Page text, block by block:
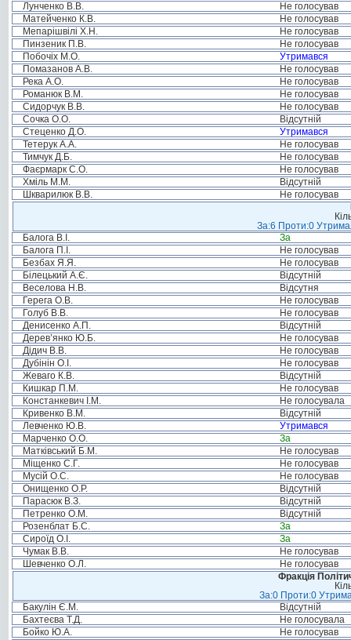
Лунченко В.В.
Не голосував
Матейченко К.В.
Не голосував
Мепарішвілі Х.Н.
Не голосував
Пинзеник П.В.
Не голосував
Побочіх М.О.
Утримався
Помазанов А.В.
Не голосував
Река А.О.
Не голосував
Романюк В.М.
Не голосував
Сидорчук В.В.
Не голосував
Сочка О.О.
Відсутній
Стеценко Д.О.
Утримався
Тетерук А.А.
Не голосував
Тимчук Д.Б.
Не голосував
Фаєрмарк С.О.
Не голосував
Хміль М.М.
Відсутній
Шкварилюк В.В.
Не голосував
За:6 Проти:0
Балога В.І.
За
Балога П.І.
Не голосував
Безбах Я.Я.
Не голосував
Білецький А.Є.
Відсутній
Веселова Н.В.
Відсутня
Герега О.В.
Не голосував
Голуб В.В.
Не голосував
Денисенко А.П.
Відсутній
Дерев’янко Ю.Б.
Не голосував
Дідич В.В.
Не голосував
Дубінін О.І.
Не голосував
Жеваго К.В.
Відсутній
Кишкар П.М.
Не голосував
Констанкевич І.М.
Не голосувала
Кривенко В.М.
Відсутній
Левченко Ю.В.
Утримався
Марченко О.О.
За
Матківський Б.М.
Не голосував
Міщенко С.Г.
Не голосував
Мусій О.С.
Не голосував
Онищенко О.Р.
Відсутній
Парасюк В.З.
Відсутній
Петренко О.М.
Відсутній
Розенблат Б.С.
За
Сироїд О.І.
За
Чумак В.В.
Не голосував
Шевченко О.Л.
Не голосував
Фракція
За:0 Проти:0
Бакулін Є.М.
Відсутній
Бахтеєва Т.Д.
Не голосувала
Бойко Ю.А.
Не голосував